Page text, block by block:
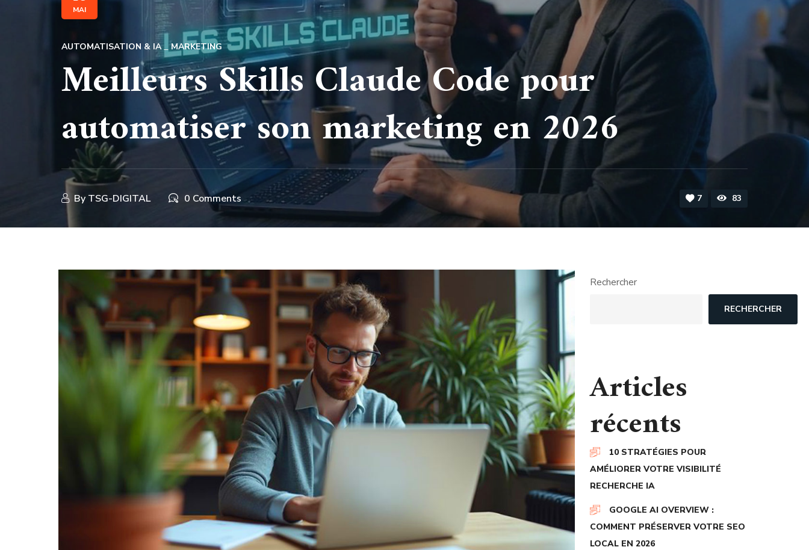
MAI
AUTOMATISATION & IA MARKETING
Meilleurs Skills Claude Code pour
automatiser son marketing en 2026
By TSG-DIGITAL 0 Comments 7 83
Rechercher
RECHERCHER
Articles
récents
10 STRATÉGIES POUR
AMÉLIORER VOTRE VISIBILITÉ
RECHERCHE IA
GOOGLE AI OVERVIEW :
COMMENT PRÉSERVER VOTRE SEO
LOCAL EN 2026